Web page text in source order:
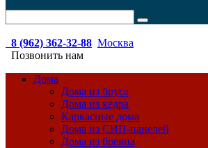
8 (962) 362-32-88 Москва
Позвонить нам
Дома
Дома из бруса
Дома из кедра
Каркасные дома
Дома из СИП-панелей
Дома из бревна